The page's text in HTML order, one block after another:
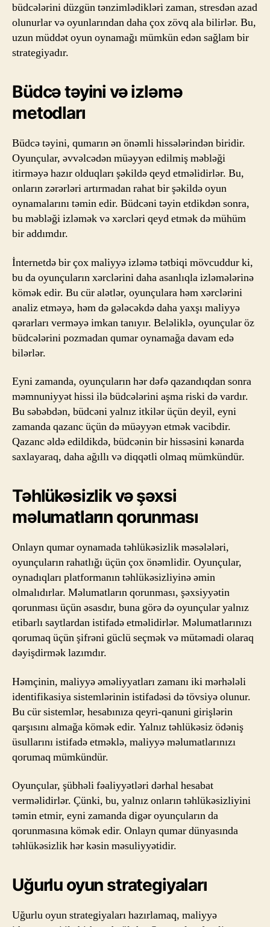
büdcələrini düzgün tənzimlədikləri zaman, stresdən azad
olunurlar və oyunlarından daha çox zövq ala bilirlər. Bu,
uzun müddət oyun oynamağı mümkün edən sağlam bir
strategiyadır.
Büdcə təyini və izləmə
metodları
Büdcə təyini, qumarın ən önəmli hissələrindən biridir.
Oyunçular, əvvəlcədən müəyyən edilmiş məbləği
itirməyə hazır olduqları şəkildə qeyd etməlidirlər. Bu,
onların zərərləri artırmadan rahat bir şəkildə oyun
oynamalarını təmin edir. Büdcəni təyin etdikdən sonra,
bu məbləği izləmək və xərcləri qeyd etmək də mühüm
bir addımdır.
İnternetdə bir çox maliyyə izləmə tətbiqi mövcuddur ki,
bu da oyunçuların xərclərini daha asanlıqla izləmələrinə
kömək edir. Bu cür alətlər, oyunçulara həm xərclərini
analiz etməyə, həm də gələcəkdə daha yaxşı maliyyə
qərarları verməyə imkan tanıyır. Beləliklə, oyunçular öz
büdcələrini pozmadan qumar oynamağa davam edə
bilərlər.
Eyni zamanda, oyunçuların hər dəfə qazandıqdan sonra
məmnuniyyət hissi ilə büdcələrini aşma riski də vardır.
Bu səbəbdən, büdcəni yalnız itkilər üçün deyil, eyni
zamanda qazanc üçün də müəyyən etmək vacibdir.
Qazanc əldə edildikdə, büdcənin bir hissəsini kənarda
saxlayaraq, daha ağıllı və diqqətli olmaq mümkündür.
Təhlükəsizlik və şəxsi
məlumatların qorunması
Onlayn qumar oynamada təhlükəsizlik məsələləri,
oyunçuların rahatlığı üçün çox önəmlidir. Oyunçular,
oynadıqları platformanın təhlükəsizliyinə əmin
olmalıdırlar. Məlumatların qorunması, şəxsiyyətin
qorunması üçün əsasdır, buna görə də oyunçular yalnız
etibarlı saytlardan istifadə etməlidirlər. Məlumatlarınızı
qorumaq üçün şifrəni güclü seçmək və mütəmadi olaraq
dəyişdirmək lazımdır.
Həmçinin, maliyyə əməliyyatları zamanı iki mərhələli
identifikasiya sistemlərinin istifadəsi də tövsiyə olunur.
Bu cür sistemlər, hesabınıza qeyri-qanuni girişlərin
qarşısını almağa kömək edir. Yalnız təhlükəsiz ödəniş
üsullarını istifadə etməklə, maliyyə məlumatlarınızı
qorumaq mümkündür.
Oyunçular, şübhəli fəaliyyətləri dərhal hesabat
verməlidirlər. Çünki, bu, yalnız onların təhlükəsizliyini
təmin etmir, eyni zamanda digər oyunçuların da
qorunmasına kömək edir. Onlayn qumar dünyasında
təhlükəsizlik hər kəsin məsuliyyətidir.
Uğurlu oyun strategiyaları
Uğurlu oyun strategiyaları hazırlamaq, maliyyə